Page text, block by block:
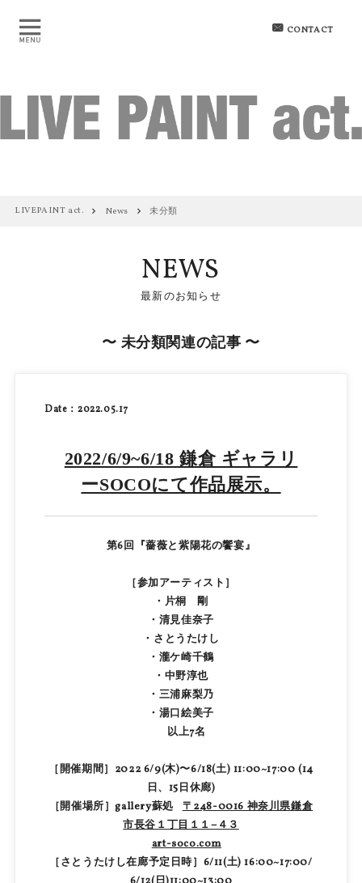
CONTACT
LIVEPAINT act. News 未分類
NEWS
最新のお知らせ
〜 未分類関連の記事 〜
Date：2022.05.17
2022/6/9~6/18 鎌倉 ギャラリ
ーSOCOにて作品展示。
第6回『薔薇と紫陽花の饗宴』
［参加アーティスト］
・片桐 剛
・清見佳奈子
・さとうたけし
・瀧ケ崎千鶴
・中野淳也
・三浦麻梨乃
・湯口絵美子
以上7名
［開催期間］2022 6/9(木)〜6/18(土) 11:00~17:00 (14
日、15日休廊)
［開催場所］gallery蘇処〒248-0016 神奈川県鎌倉
市長谷１丁目１１−４３
art-soco.com
［さとうたけし在廊予定日時］6/11(土) 16:00~17:00/